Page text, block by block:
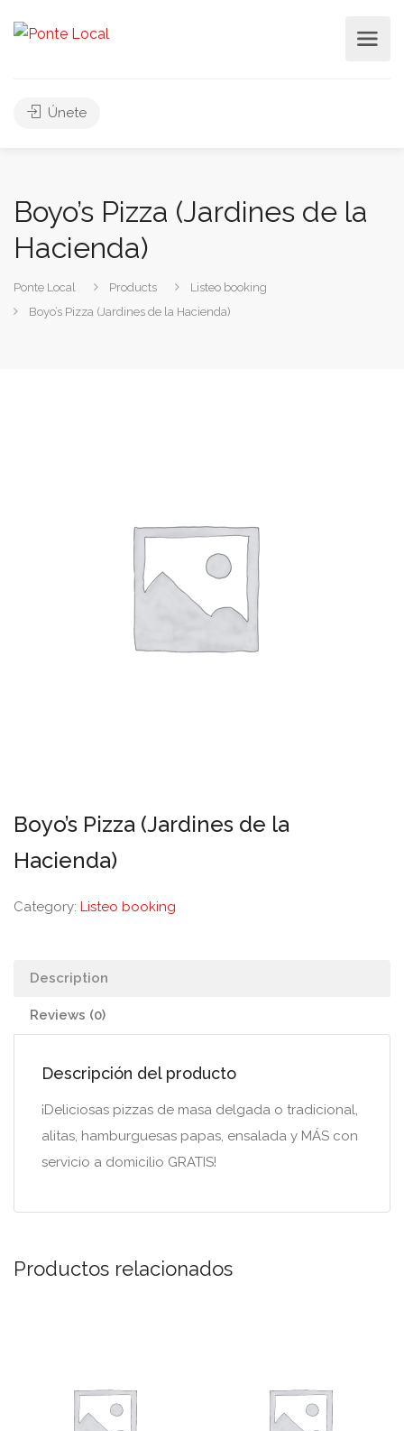
Únete
Boyo’s Pizza (Jardines de la
Hacienda)
Ponte Local Products
Listeo booking
Boyo’s Pizza (Jardines de la Hacienda)
Boyo’s Pizza (Jardines de la
Hacienda)
Category: Listeo booking
Description
Reviews (0)
Descripción del producto
¡Deliciosas pizzas de masa delgada o tradicional,
alitas, hamburguesas papas, ensalada y MÁS con
servicio a domicilio GRATIS!
Productos relacionados